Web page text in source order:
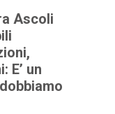
Ascoli
E’ un